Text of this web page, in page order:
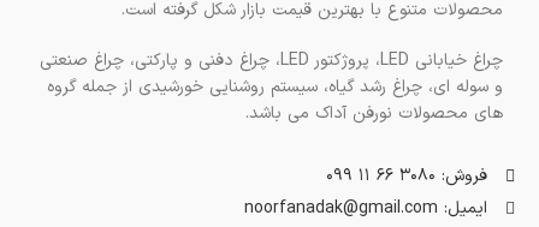
محصولات متنوع با بهترین قیمت بازار شکل گرفته است.
چراغ خیابانی LED، پروژکتور LED، چراغ دفنی و پارکتی، چراغ صنعتی
و سوله ای، چراغ رشد گیاه، سیستم روشنایی خورشیدی از جمله گروه
های محصولات نورفن آداک می باشد.
فروش: 3080 66 11 099
ایمیل: noorfanadak@gmail.com